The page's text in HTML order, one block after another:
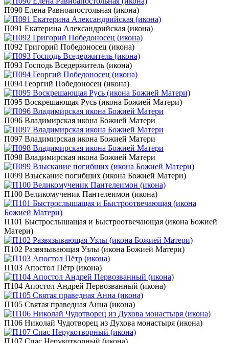
П090 Елена Равноапостольная (икона)
П091 Екатерина Александрийская (икона)
П092 Григорий Победоносец (икона)
П093 Господь Вседержитель (икона)
П094 Георгий Победоносец (икона)
П095 Воскрешающая Русь (икона Божией Матери)
П096 Владимирская икона Божией Матери
П097 Владимирская икона Божией Матери
П098 Владимирская икона Божией Матери
П099 Взыскание погибших (икона Божией Матери)
П100 Великомученик Пантелеимон (икона)
П101 Быстрослышащая и Быстроотвечающая (икона Божией
Матери)
П102 Развязывающая Узлы (икона Божией Матери)
П103 Апостол Пётр (икона)
П104 Апостол Андрей Первозванный (икона)
П105 Святая праведная Анна (икона)
П106 Николай Чудотворец из Духова монастыря (икона)
П107 Спас Нерукотворный (икона)